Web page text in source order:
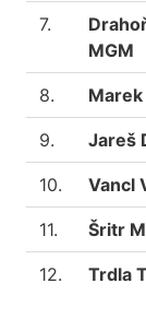
7.
MGM
8.
9. Jareš
10. Vancl
11. Šritr
12. Trdla